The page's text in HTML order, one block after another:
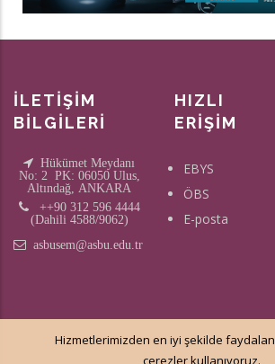
İLETİŞİM
BİLGİLERİ
Hükümet Meydanı
No: 2 PK: 06050 Ulus,
Altındağ, ANKARA
++90 312 596 4444
(Dahili 4588/9062)
asbusem@asbu.edu.tr
HIZLI
ERİŞİM
EBYS
ÖBS
E-posta
Hizmetlerimizden en iyi şekilde
çerezler kullanıyoruz.